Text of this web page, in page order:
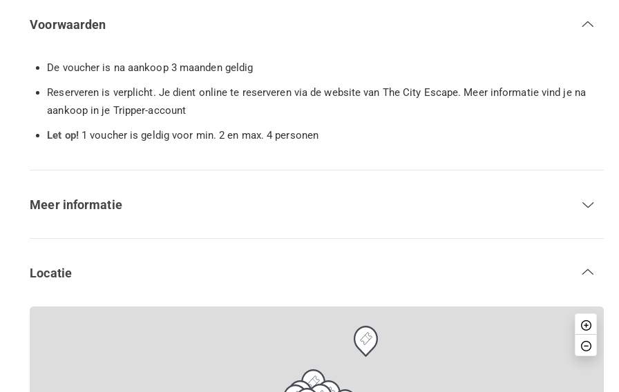
Voorwaarden
De voucher is na aankoop 3 maanden geldig
Reserveren is verplicht. Je dient online te reserveren via de website van The City Escape. Meer informatie vind je na
aankoop in je Tripper-account
Let op! 1 voucher is geldig voor min. 2 en max. 4 personen
Meer informatie
Locatie